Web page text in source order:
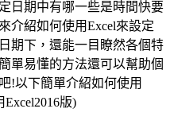
日期中有哪一些是時間快要
介紹如何使用Excel來設定
期下，還能一目瞭然各個特
單易懂的方法還可以幫助個
!以下簡單介紹如何使用
Excel2016版)